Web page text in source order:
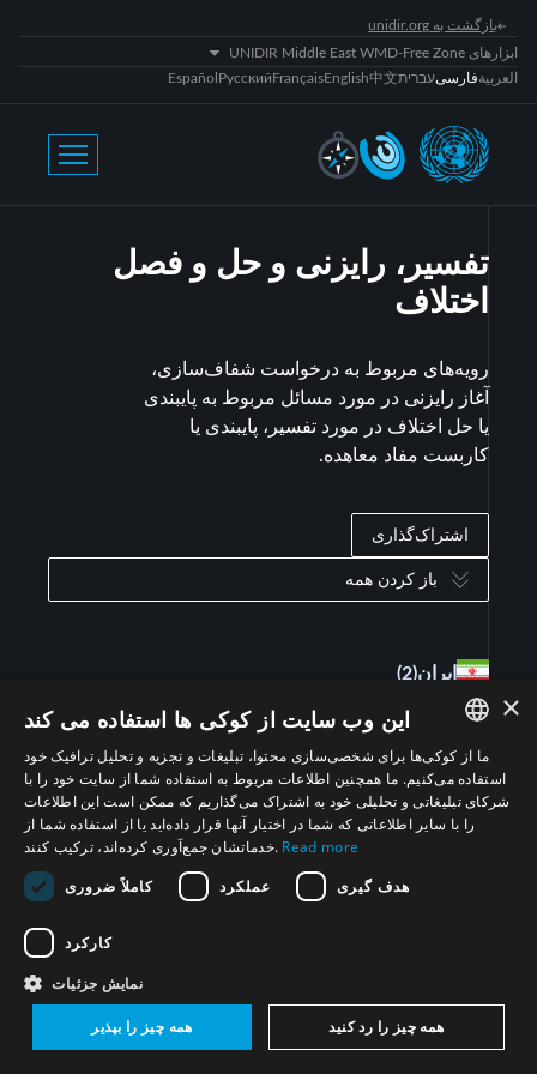
بازگشت به unidir.org
ابزارهای UNIDIR Middle East WMD-Free Zone
العربيةفارسیעברית中文
English
Français
Русский
Español
تفسیر، رایزنی و حل و فصل
اختلاف
رویه‌های مربوط به درخواست شفاف‌سازی،
آغاز رایزنی در مورد مسائل مربوط به پایبندی
یا حل اختلاف در مورد تفسیر، پایبندی یا
کاربست مفاد معاهده.
اشتراک‌گذاری
باز کردن همه
ایران(2)
به خبرنامۀ پروژۀ خاورمیانه عاری از سلاحهای کشتار
ENGLISH
ARABIC
× این وب سایت از کوکی ها استفاده می کند
ما از کوکی‌ها برای شخصی‌سازی محتوا، تبلیغات و تجزیه و تحلیل ترافیک خود
استفاده می‌کنیم. ما همچنین اطلاعات مربوط به استفاده شما از سایت خود را با
شرکای تبلیغاتی و تحلیلی خود به اشتراک می‌گذاریم که ممکن است این اطلاعات
را با سایر اطلاعاتی که شما در اختیار آنها قرار داده‌اید یا از استفاده شما از
خدماتشان جمع‌آوری کرده‌اند، ترکیب کنند. Read more
کاملاً ضروری
عملکرد هدف گیری
کارکرد
نمایش جزئیات
همه چیز را بپذیر همه چیز را رد کنید